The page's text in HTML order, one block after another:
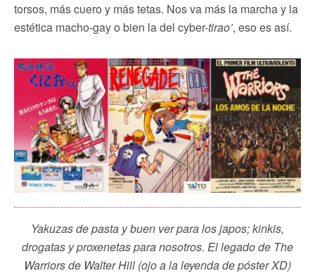
torsos, más cuero y más tetas. Nos va más la marcha y la
estética macho-gay o bien la del cyber-tirao’, eso es así.
Yakuzas de pasta y buen ver para los japos; kinkis,
drogatas y proxenetas para nosotros. El legado de The
Warriors de Walter Hill (ojo a la leyenda de póster XD)